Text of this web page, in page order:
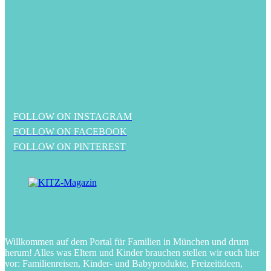
FOLLOW ON INSTAGRAM
FOLLOW ON FACEBOOK
FOLLOW ON PINTEREST
Willkommen auf dem Portal für Familien in München und drum
herum! Alles was Eltern und Kinder brauchen stellen wir euch hier
vor: Familienreisen, Kinder- und Babyprodukte, Freizeitideen,